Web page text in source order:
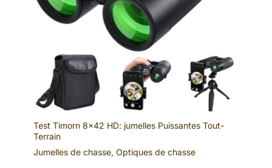
Test Timorn 8×42 HD: jumelles Puissantes Tout-
Terrain
Jumelles de chasse, Optiques de chasse